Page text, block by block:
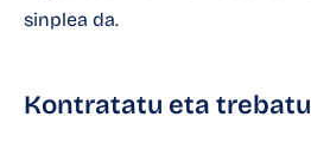
sinplea da.
Kontratatu eta trebatu